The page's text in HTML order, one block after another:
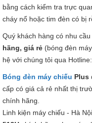
bằng cách kiểm tra trực
cháy nổ hoặc tim đèn có bị
Quý khách hàng có nhu
hãng, giá rẻ (bóng đèn
hệ với chúng tôi qua Hotline:
Bóng đèn máy chiếu Plus
cấp có giá cả rẻ nhất thị
chính hãng.
Linh kiện máy chiếu - Hà